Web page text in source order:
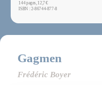
144 pages, 12,7 €
ISBN : 2-86744-877-8
Gagmen
Frédéric Boyer